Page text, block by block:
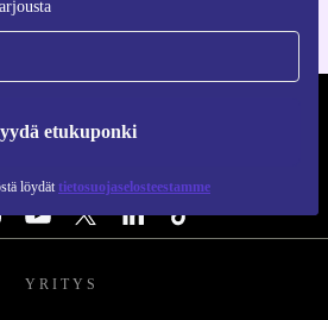
etukuponki
löydät tietosuojaselosteestamme
YRITYS